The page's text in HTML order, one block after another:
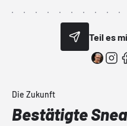
Teil es
Die Zukunft
Bestätigte